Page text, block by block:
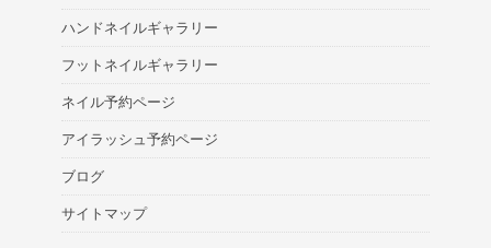
ハンドネイルギャラリー
フットネイルギャラリー
ネイル予約ページ
アイラッシュ予約ページ
ブログ
サイトマップ